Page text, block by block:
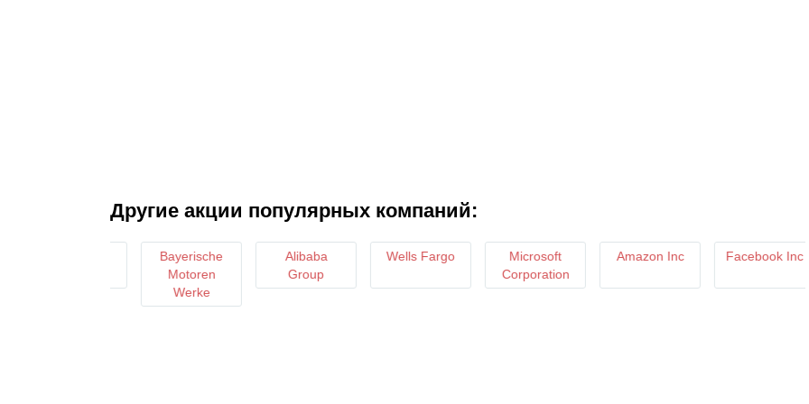
Другие акции популярных компаний:
Bayerische
Motoren
Werke
Alibaba
Group
Wells Fargo
Microsoft
Corporation
Amazon Inc Facebook Inc